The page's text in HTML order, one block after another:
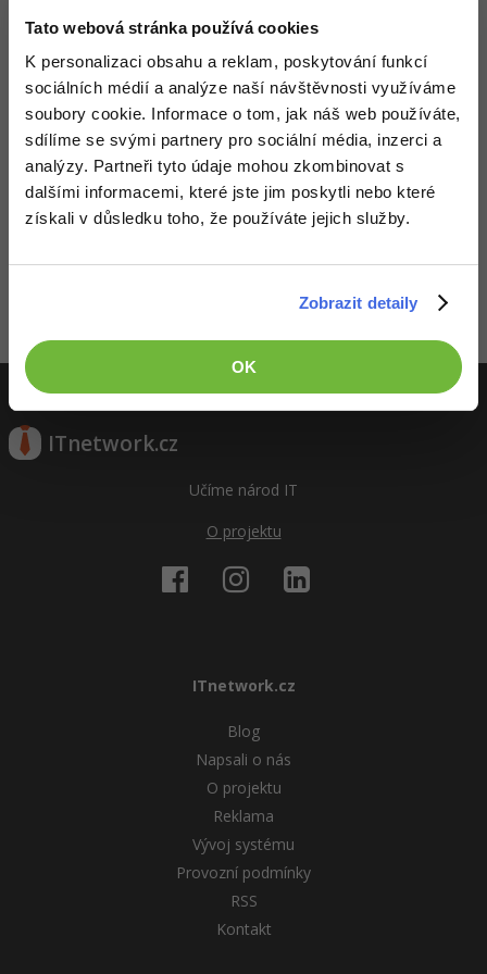
Tato webová stránka používá cookies
K personalizaci obsahu a reklam, poskytování funkcí
sociálních médií a analýze naší návštěvnosti využíváme
soubory cookie. Informace o tom, jak náš web používáte,
sdílíme se svými partnery pro sociální média, inzerci a
analýzy. Partneři tyto údaje mohou zkombinovat s
dalšími informacemi, které jste jim poskytli nebo které
získali v důsledku toho, že používáte jejich služby.
Zobrazit detaily
OK
Copywriter
WordPress specialista
SEO specialista
-41%
Umělá inteligence (AI) -10%
Pro děti
Více
Windows
Linux
Sítě
Ostatní
Fórum
Děláme co je v našich silách, aby byly zdejší diskuze co
zaregistruj se , je to zdarma.
Zobrazeno 2 zpráv z 2.
ITnetwork.cz
Učíme národ IT
O projektu
ITnetwork.cz
Blog
Napsali o nás
O projektu
Reklama
Vývoj systému
Provozní podmínky
RSS
Kontakt